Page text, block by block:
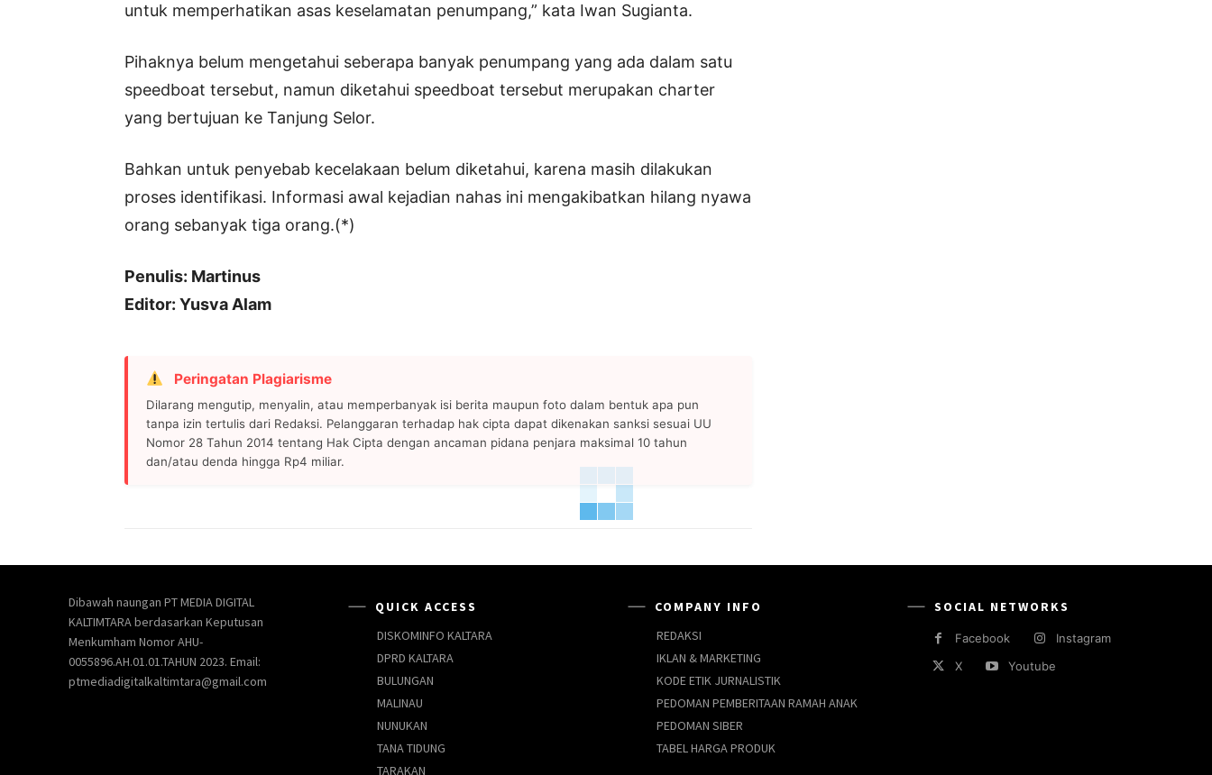
untuk memperhatikan asas keselamatan penumpang,” kata Iwan Sugianta.
Pihaknya belum mengetahui seberapa banyak penumpang yang ada dalam satu
speedboat tersebut, namun diketahui speedboat tersebut merupakan charter
yang bertujuan ke Tanjung Selor.
Bahkan untuk penyebab kecelakaan belum diketahui, karena masih dilakukan
proses identifikasi. Informasi awal kejadian nahas ini mengakibatkan hilang nyawa
orang sebanyak tiga orang.(*)
Penulis: Martinus
Editor: Yusva Alam
Peringatan Plagiarisme
Dilarang mengutip, menyalin, atau memperbanyak isi berita maupun foto dalam bentuk apa pun
tanpa izin tertulis dari Redaksi. Pelanggaran terhadap hak cipta dapat dikenakan sanksi sesuai UU
Nomor 28 Tahun 2014 tentang Hak Cipta dengan ancaman pidana penjara maksimal 10 tahun
dan/atau denda hingga Rp4 miliar.
Dibawah naungan PT MEDIA DIGITAL
KALTIMTARA berdasarkan Keputusan
Menkumham Nomor AHU-
0055896.AH.01.01.TAHUN 2023. Email:
ptmediadigitalkaltimtara@gmail.com
QUICK ACCESS
DISKOMINFO KALTARA
DPRD KALTARA
BULUNGAN
MALINAU
NUNUKAN
TANA TIDUNG
TARAKAN
COMPANY INFO
REDAKSI
IKLAN & MARKETING
KODE ETIK JURNALISTIK
PEDOMAN PEMBERITAAN RAMAH ANAK
PEDOMAN SIBER
TABEL HARGA PRODUK
SOCIAL NETWORKS
Facebook
Instagram
X
Youtube